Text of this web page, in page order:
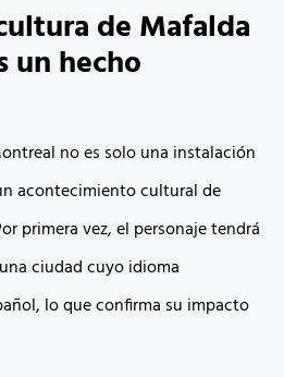
de Mafalda
un hecho
no es solo una instalación
acontecimiento cultural de
primera vez, el personaje tendrá
ciudad cuyo idioma
lo que confirma su impacto